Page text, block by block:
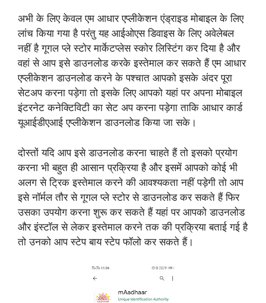
अभी के लिए केवल एम आधार एप्लीकेशन एंड्राइड मोबाइल के लिए
लांच किया गया है परंतु यह आईओएस डिवाइस के लिए अवेलेबल
नहीं है गूगल प्ले स्टोर मार्केटप्लेस स्कोर लिस्टिंग कर दिया है और
वहां से आप इसे डाउनलोड करके इस्तेमाल कर सकते हैं एम आधार
एप्लीकेशन डाउनलोड करने के पश्चात आपको इसके अंदर पूरा
सेटअप करना पड़ेगा तो इसके लिए आपको यहां पर अपना मोबाइल
इंटरनेट कनेक्टिविटी का सेट अप करना पड़ेगा ताकि आधार कार्ड
यूआईडीएआई एप्लीकेशन डाउनलोड किया जा सके।
दोस्तों यदि आप इसे डाउनलोड करना चाहते हैं तो इसको प्रयोग
करना भी बहुत ही आसान प्रक्रिया है और इसमें आपको कोई भी
अलग से ट्रिक इस्तेमाल करने की आवश्यकता नहीं पड़ेगी तो आप
इसे नॉर्मल तौर से गूगल प्ले स्टोर से डाउनलोड कर सकते हैं फिर
उसका उपयोग करना शुरू कर सकते हैं यहां पर आपको डाउनलोड
और इंस्टॉल से लेकर इस्तेमाल करने तक की प्रक्रिया बताई गई है
तो उनको आप स्टेप बाय स्टेप फॉलो कर सकते हैं।